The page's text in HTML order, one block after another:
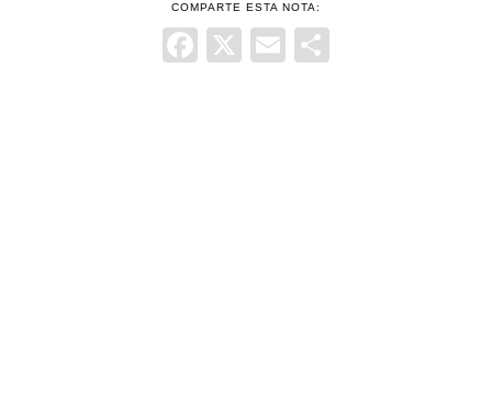
COMPARTE ESTA NOTA:
Facebook
X Email